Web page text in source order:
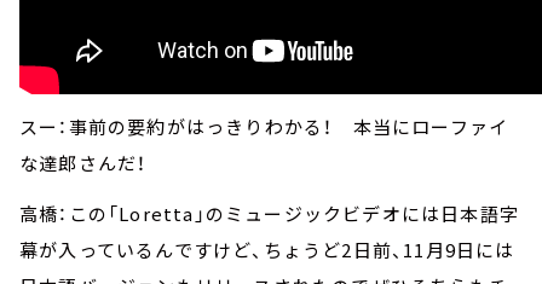
スー：事前の要約がはっきりわかる！ 本当にローファイ
な達郎さんだ！
高橋：この「Loretta」のミュージックビデオには日本語字
幕が入っているんですけど、ちょうど2日前、11月9日には